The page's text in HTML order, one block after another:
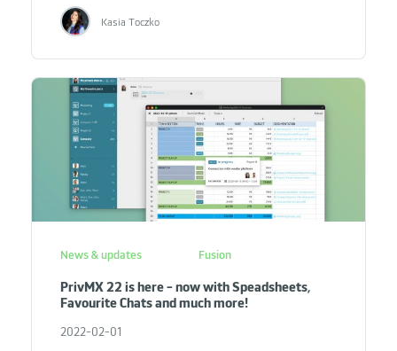
Kasia Toczko
News & updates Fusion
PrivMX 22 is here - now with Speadsheets,
Favourite Chats and much more!
2022-02-01